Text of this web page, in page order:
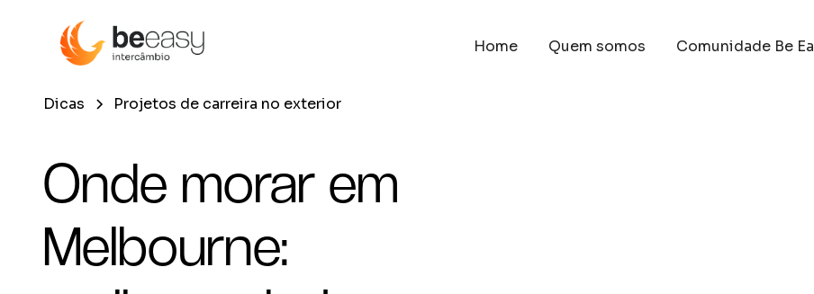
Home Quem somos Comunidade Be
Dicas Projetos de carreira no exterior
Onde morar em
Melbourne: